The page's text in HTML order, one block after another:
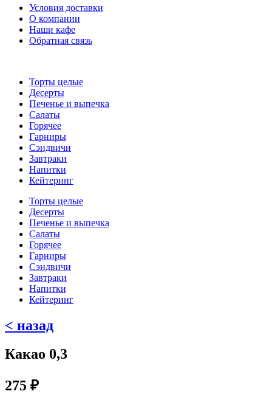
Условия доставки
О компании
Наши кафе
Обратная связь
Торты целые
Десерты
Печенье и выпечка
Салаты
Горячее
Гарниры
Сэндвичи
Завтраки
Напитки
Кейтеринг
Торты целые
Десерты
Печенье и выпечка
Салаты
Горячее
Гарниры
Сэндвичи
Завтраки
Напитки
Кейтеринг
< назад
Какао 0,3
275 ₽